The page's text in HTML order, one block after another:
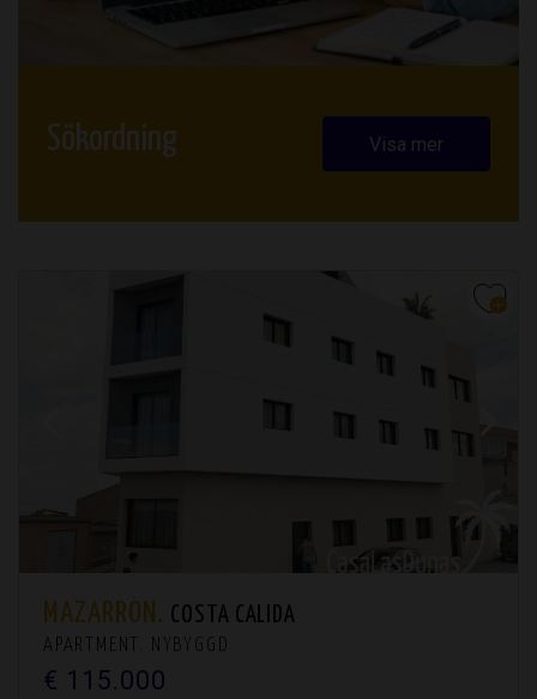
Sökordning Visa mer
MAZARRÓN. COSTA CALIDA
APARTMENT. NYBYGGD
€ 115.000